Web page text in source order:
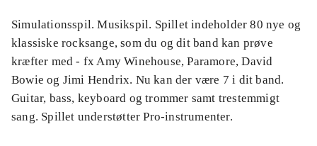
Simulationsspil. Musikspil. Spillet indeholder 80 nye og
klassiske rocksange, som du og dit band kan prøve
kræfter med - fx Amy Winehouse, Paramore, David
Bowie og Jimi Hendrix. Nu kan der være 7 i dit band.
Guitar, bass, keyboard og trommer samt trestemmigt
sang. Spillet understøtter Pro-instrumenter.